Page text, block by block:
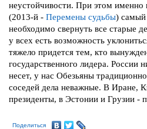
неустойчивости. При этом именно
(2013-й - Перемены судьбы) самый
необходимо свернуть все старые
у всех есть возможность
тяжело придется тем, кто
государственного лидера. России
несет, у нас Обезьяны
соседей дела неважные. В Иране,
президенты, в Эстонии и Грузии -
Поделиться